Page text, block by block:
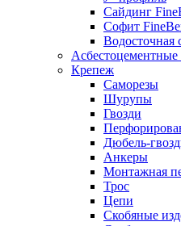
Сайдинг
Софит
Водосточная
Крепеж
Саморезы
Шурупы
Гвозди
Дюбель-
Анкеры
Монтажная
Трос
Цепи
Скобяные